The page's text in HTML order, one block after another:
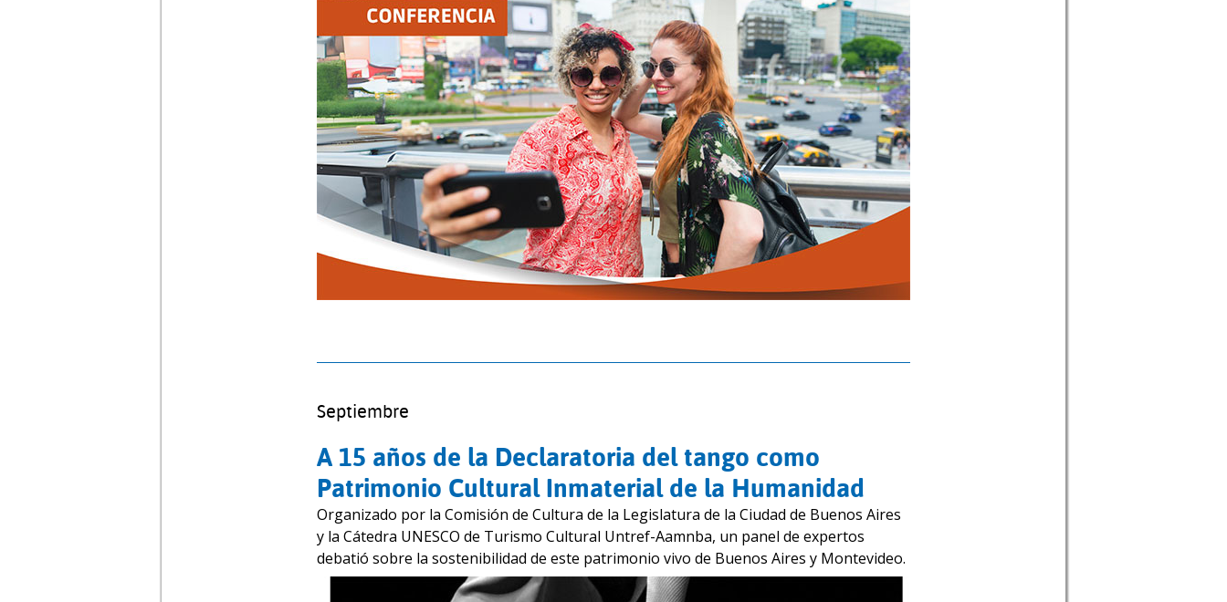
Septiembre
A 15 años de la Declaratoria del tango como
Patrimonio Cultural Inmaterial de la Humanidad
Organizado por la Comisión de Cultura de la Legislatura de la Ciudad de Buenos Aires
y la Cátedra UNESCO de Turismo Cultural Untref-Aamnba, un panel de expertos
debatió sobre la sostenibilidad de este patrimonio vivo de Buenos Aires y Montevideo.